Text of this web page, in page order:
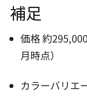
補足
価格 約
月時点）
カラーバリエ